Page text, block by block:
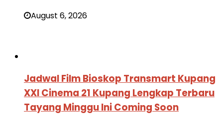
August 6, 2026
Jadwal Film Bioskop Transmart Kupang
XXI Cinema 21 Kupang Lengkap Terbaru
Tayang Minggu Ini Coming Soon